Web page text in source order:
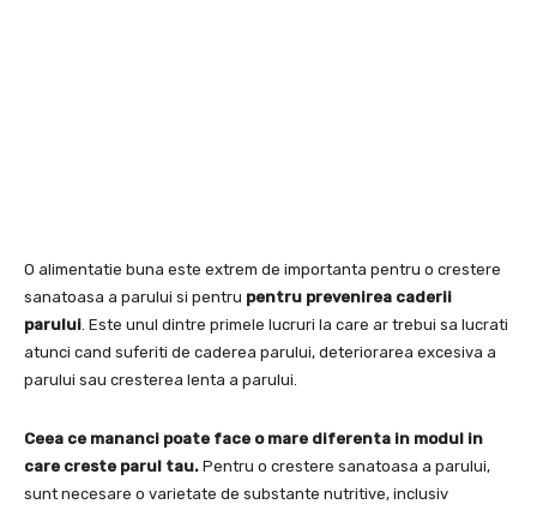
O alimentatie buna este extrem de importanta pentru o crestere
sanatoasa a parului si pentru pentru prevenirea caderii
parului . Este unul dintre primele lucruri la care ar trebui sa lucrati
atunci cand suferiti de caderea parului, deteriorarea excesiva a
parului sau cresterea lenta a parului.
Ceea ce mananci poate face o mare diferenta in modul in
care creste parul tau. Pentru o crestere sanatoasa a parului,
sunt necesare o varietate de substante nutritive, inclusiv